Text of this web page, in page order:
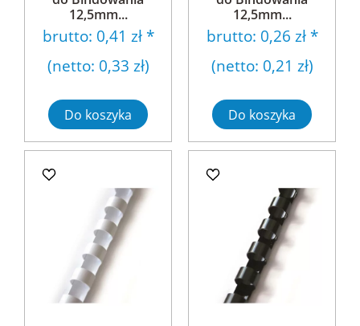
12,5mm...
brutto: 0,41 zł*
(netto: 0,33 zł)
Do koszyka
12,5mm...
brutto: 0,26 zł*
(netto: 0,21 zł)
Do koszyka